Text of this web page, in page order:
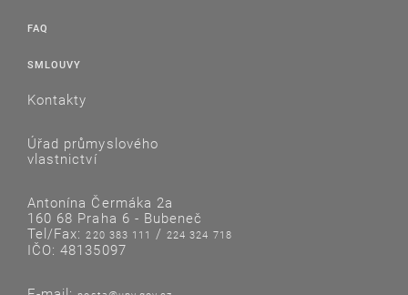
FAQ
SMLOUVY
Kontakty
Úřad průmyslového
vlastnictví
Antonína Čermáka 2a
160 68 Praha 6 - Bubeneč
Tel/Fax:220 383 111 /224 324 718
IČO: 48135097